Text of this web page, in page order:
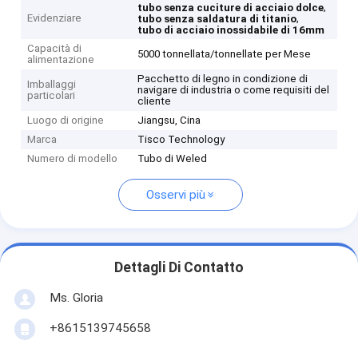
Evidenziare
tubo senza cuciture di acciaio dolce,
tubo senza saldatura di titanio,
tubo di acciaio inossidabile di 16mm
Capacità di
alimentazione
5000 tonnellata/tonnellate per Mese
Imballaggi
particolari
Pacchetto di legno in condizione di
navigare di industria o come requisiti del
cliente
Luogo di origine
Jiangsu, Cina
Marca
Tisco Technology
Numero di modello
Tubo di Weled
Osservi più
Dettagli Di Contatto
Ms. Gloria
+8615139745658